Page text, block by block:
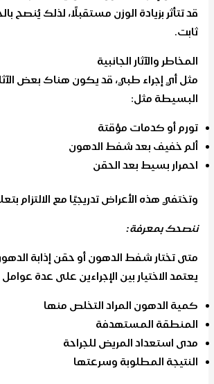
قد تتأثر بزيادة الوزن مستقبلًا، لذلك يُنصح
ثابت.
المخاطر والآثار الجانبية
مثل أي إجراء طبي، قد يكون هناك بعض الآثار
البسيطة مثل:
تورم أو كدمات مؤقتة
ألم خفيف بعد شفط الدهون
احمرار بسيط بعد الحقن
وتختفي هذه الأعراض تدريجيًا مع الالتزام
ننصحك بمعرفة:
متى تختار شفط الدهون أو حقن إذابة
يعتمد الاختيار بين الإجراءين على عدة
كمية الدهون المراد التخلص منها
المنطقة المستهدفة
مدى استعداد المريض للجراحة
النتيجة المطلوبة وسرعتها